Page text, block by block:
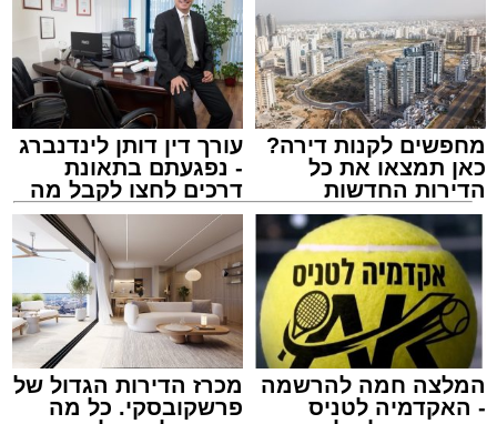
מחפשים לקנות דירה?
כאן תמצאו את כל
הדירות החדשות
למכירה באשדוד >>>
עורך דין דותן לינדנברג
- נפגעתם בתאונת
דרכים לחצו לקבל מה
שמגיע לכם
המלצה חמה להרשמה
- האקדמיה לטניס
מכרז הדירות הגדול של
פרשקובסקי. כל מה